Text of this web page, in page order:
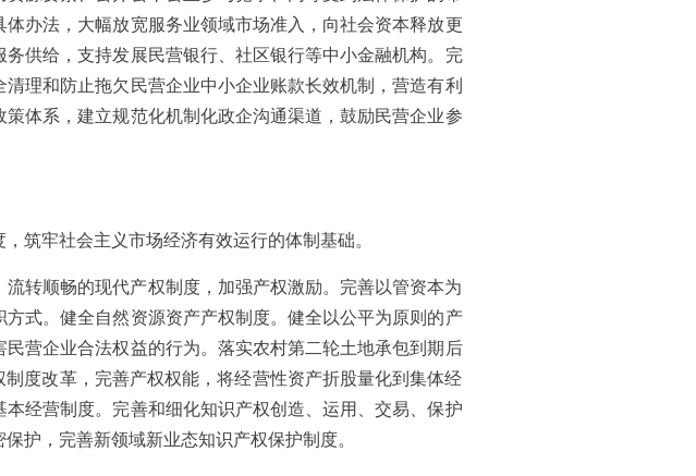
办法，大幅放宽服务业领域市场准入，向社会资本释放更
供给，支持发展民营银行、社区银行等中小金融机构。完
理和防止拖欠民营企业中小企业账款长效机制，营造有利
体系，建立规范化机制化政企沟通渠道，鼓励民营企业参
筑牢社会主义市场经济有效运行的体制基础。
转顺畅的现代产权制度，加强产权激励。完善以管资本为
式。健全自然资源资产产权制度。健全以公平为原则的产
营企业合法权益的行为。落实农村第二轮土地承包到期后
度改革，完善产权权能，将经营性资产折股量化到集体经
经营制度。完善和细化知识产权创造、运用、交易、保护
护，完善新领域新业态知识产权保护制度。